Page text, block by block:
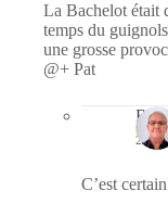
La Bachelot était
temps du
une grosse
@+ Pat
22/
C’est certain